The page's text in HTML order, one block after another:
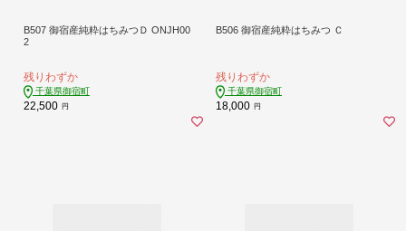
B507 御宿産純粋はちみつＤ ONJH00
2
残りわずか
千葉県御宿町
22,500 円
B506 御宿産純粋はちみつ Ｃ
残りわずか
千葉県御宿町
18,000 円